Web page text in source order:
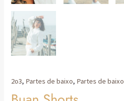
2o3, Partes de baixo, Partes de baixo